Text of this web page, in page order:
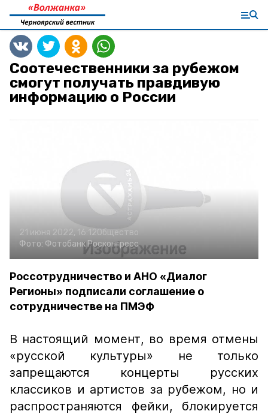
Соотечественники за рубежом
смогут получать правдивую
информацию о России
21 июня 2022, 16:12Общество
Фото: Фотобанк Росконгресс
Россотрудничество и АНО «Диалог
Регионы» подписали соглашение о
сотрудничестве на ПМЭФ
В настоящий момент, во время отмены
«русской культуры» не только
запрещаются концерты русских
классиков и артистов за рубежом, но и
распространяются фейки, блокируется